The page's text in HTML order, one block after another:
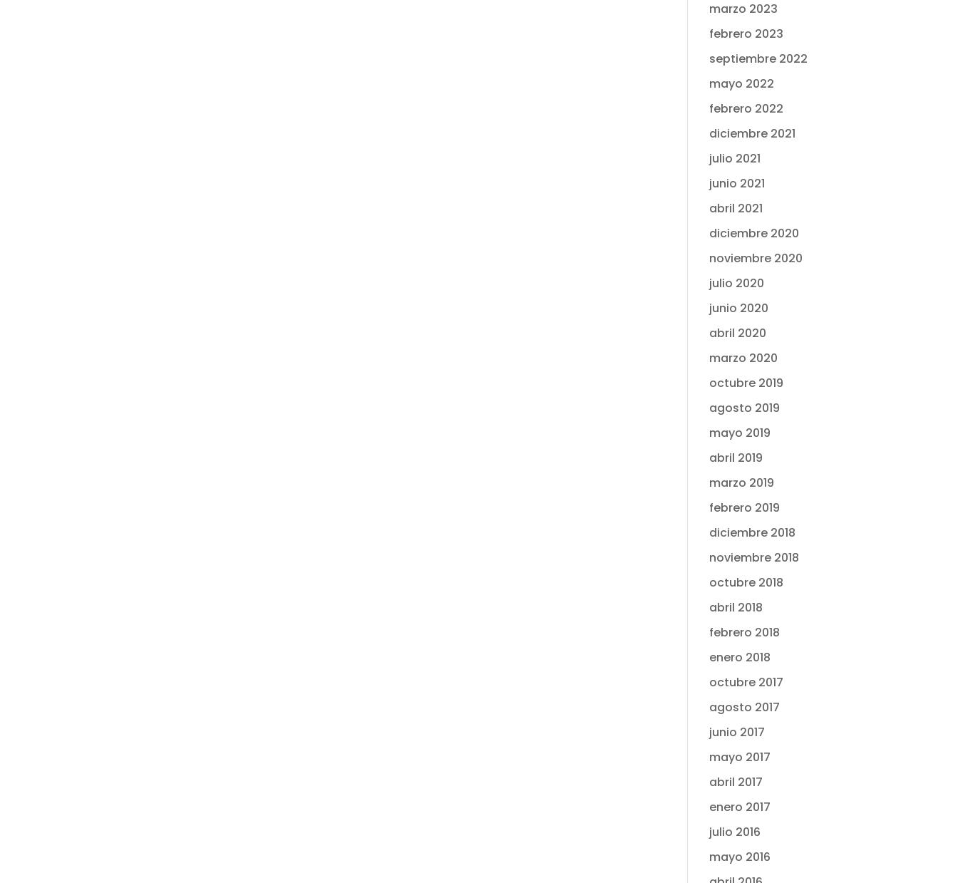
marzo 2023
febrero 2023
septiembre 2022
mayo 2022
febrero 2022
diciembre 2021
julio 2021
junio 2021
abril 2021
diciembre 2020
noviembre 2020
julio 2020
junio 2020
abril 2020
marzo 2020
octubre 2019
agosto 2019
mayo 2019
abril 2019
marzo 2019
febrero 2019
diciembre 2018
noviembre 2018
octubre 2018
abril 2018
febrero 2018
enero 2018
octubre 2017
agosto 2017
junio 2017
mayo 2017
abril 2017
enero 2017
julio 2016
mayo 2016